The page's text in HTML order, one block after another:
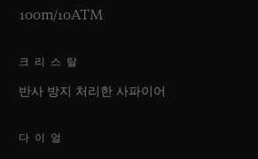
100m/10ATM
크리스탈
반사 방지 처리한 사파이어
다이얼